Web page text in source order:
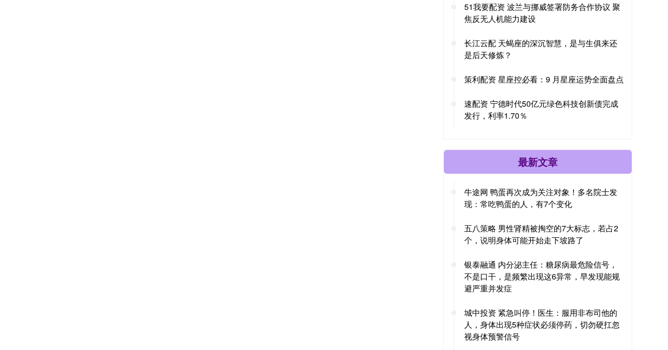
51我要配资 波兰与挪威签署防务合作协议 聚
焦反无人机能力建设
长江云配 天蝎座的深沉智慧，是与生俱来还
是后天修炼？
策利配资 星座控必看：9 月星座运势全面盘点
速配资 宁德时代50亿元绿色科技创新债完成
发行，利率1.70％
最新文章
牛途网 鸭蛋再次成为关注对象！多名院士发
现：常吃鸭蛋的人，有7个变化
五八策略 男性肾精被掏空的7大标志，若占2
个，说明身体可能开始走下坡路了
银泰融通 内分泌主任：糖尿病最危险信号，
不是口干，是频繁出现这6异常，早发现能规
避严重并发症
城中投资 紧急叫停！医生：服用非布司他的
人，身体出现5种症状必须停药，切勿硬扛忽
视身体预警信号